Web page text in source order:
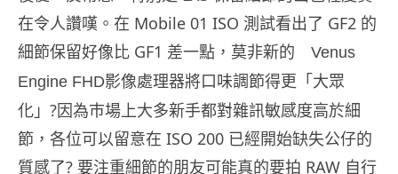
在令人讚嘆。在 Mobile 01 ISO 測試看出了 GF2 的
細節保留好像比 GF1 差一點，莫非新的 Venus
Engine FHD影像處理器將口味調節得更「大眾
化」?因為巿場上大多新手都對雜訊敏感度高於細
節，各位可以留意在 ISO 200 已經開始缺失公仔的
質感了? 要注重細節的朋友可能真的要拍 RAW 自行